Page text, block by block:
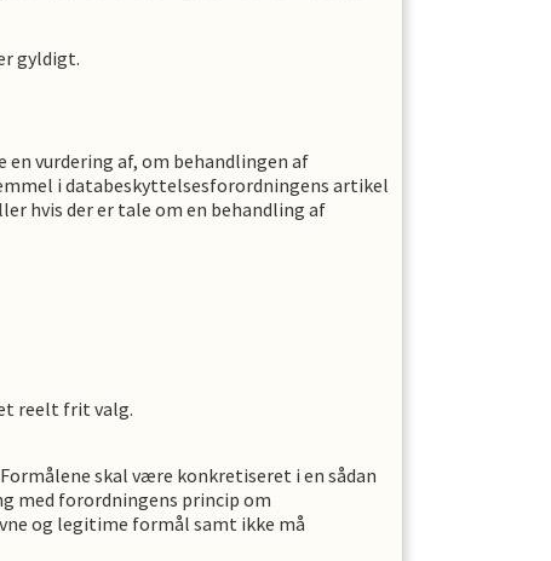
gyldigt.
vurdering af, om behandlingen af
i databeskyttelsesforordningens artikel
hvis der er tale om en behandling af
reelt frit valg.
skal være konkretiseret i en sådan
med forordningens princip om
og legitime formål samt ikke må